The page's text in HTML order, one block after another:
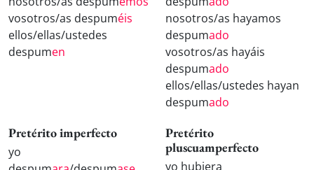
vosotros/as despuméis
ellos/ellas/ustedes
despumen
nosotros/as hayamos
despumado
vosotros/as hayáis
despumado
ellos/ellas/ustedes hayan
despumado
Pretérito imperfecto
yo
Pretérito
pluscuamperfecto
yo hubiera